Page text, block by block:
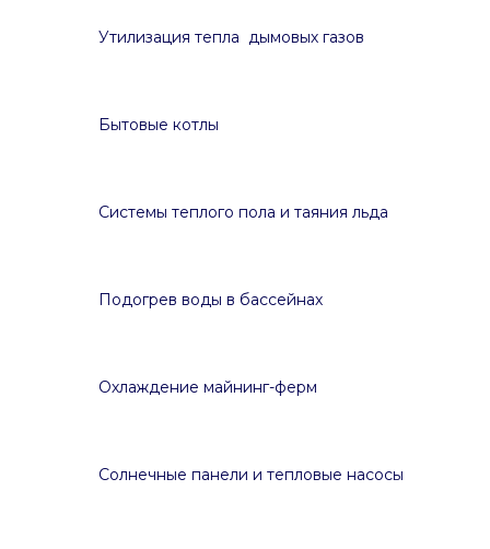
Утилизация тепла дымовых газов
Бытовые котлы
Системы теплого пола и таяния льда
Подогрев воды в бассейнах
Охлаждение майнинг-ферм
Солнечные панели и тепловые насосы